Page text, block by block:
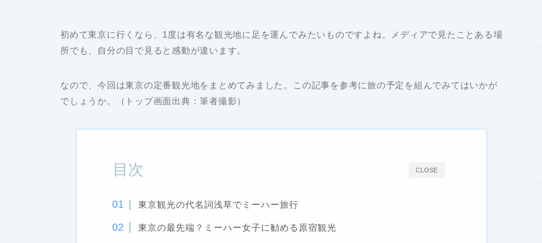
初めて東京に行くなら、1度は有名な観光地に足を運んでみたいものですよね。メディアで見たことある場
所でも、自分の目で見ると感動が違います。
なので、今回は東京の定番観光地をまとめてみました。この記事を参考に旅の予定を組んでみてはいかが
でしょうか。（トップ画面出典：筆者撮影）
CLOSE
目次
東京観光の代名詞浅草でミーハー旅行
東京の最先端？ミーハー女子に勧める原宿観光